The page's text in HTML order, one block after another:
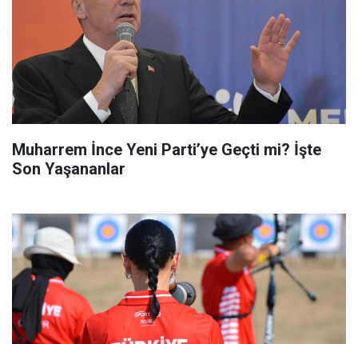
Muharrem İnce Yeni Parti’ye Geçti mi? İşte
Son Yaşananlar